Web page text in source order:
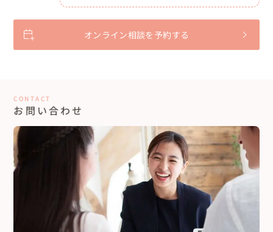
オンライン相談を予約する
CONTACT
お問い合わせ